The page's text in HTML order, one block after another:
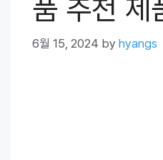
품 추천
6월 15, 2024 by hyangs